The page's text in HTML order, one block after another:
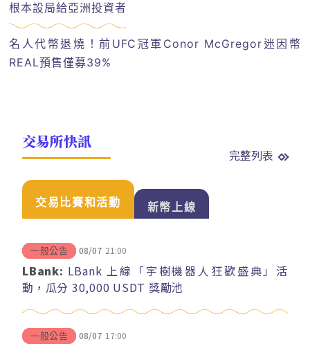
根本設局給亞洲投資者
名人代幣退燒！前UFC冠軍Conor McGregor迷因幣
REAL預售僅募39%
交易所快訊
完整列表
交易比賽和活動 新幣上線
一般公告 08/07 21:00
LBank: LBank 上線「宇樹機器人狂歡盛典」活
動，瓜分 30,000 USDT 獎勵池
一般公告 08/07 17:00